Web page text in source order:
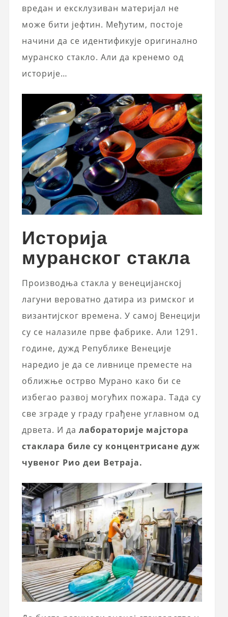
вредан и ексклузиван материјал не
може бити јефтин. Међутим, постоје
начини да се идентификује оригинално
муранско стакло. Али да кренемо од
историје…
Историја
муранског стакла
Производња стакла у венецијанској
лагуни вероватно датира из римског и
византијског времена. У самој Венецији
су се налазиле прве фабрике. Али 1291.
године, дужд Републике Венеције
наредио је да се ливнице преместе на
оближње острво Мурано како би се
избегао развој могућих пожара. Тада су
све зграде у граду грађене углавном од
дрвета. И да лабораторије мајстора
стаклара биле су концентрисане дуж
чувеног Рио деи Ветраја.